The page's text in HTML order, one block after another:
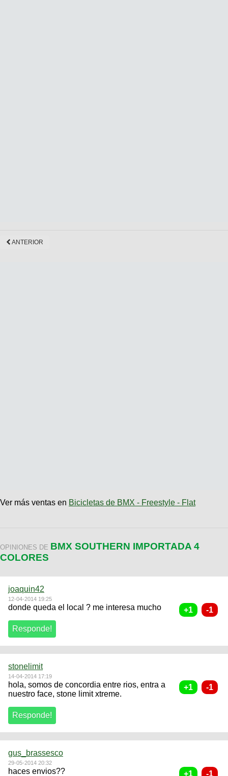
ANTERIOR
Ver más ventas en Bicicletas de BMX - Freestyle - Flat
OPINIONES DE BMX SOUTHERN IMPORTADA 4
COLORES
joaquin42
12-04-2014 19:25
donde queda el local ? me interesa mucho
stonelimit
14-04-2014 17:19
hola, somos de concordia entre rios, entra a
nuestro face, stone limit xtreme.
gus_brassesco
29-05-2014 20:32
haces envios??